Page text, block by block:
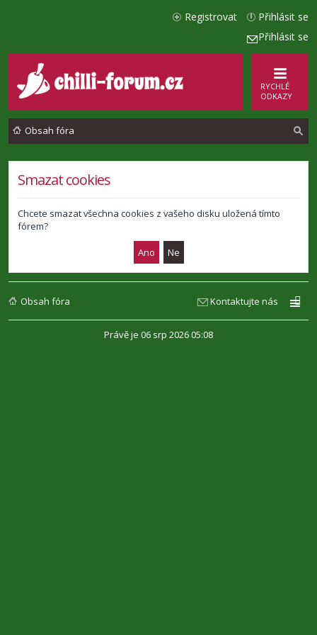
Přihlásit se
Přihlásit se
Registrovat
RYCHLÉ
ODKAZY
Obsah fóra
Smazat cookies
Chcete smazat všechna cookies z vašeho disku uložená tímto
fórem?
Obsah fóra Kontaktujte nás
Právě je 06 srp 2026 05:08